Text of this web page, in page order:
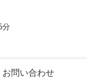
分
お問い合わせ